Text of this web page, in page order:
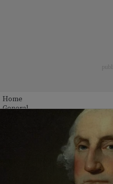
Home
General